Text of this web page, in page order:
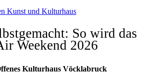
Kunst und Kulturhaus
So wird das
Weekend 2026
Kulturhaus Vöcklabruck